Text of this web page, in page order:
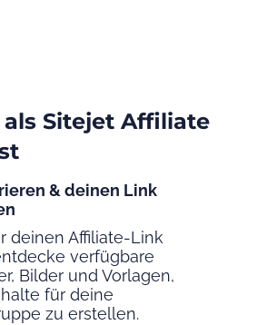
Sitejet Affiliate
& deinen Link
deinen Affiliate-Link
verfügbare
Bilder und Vorlagen,
für deine
zu erstellen.